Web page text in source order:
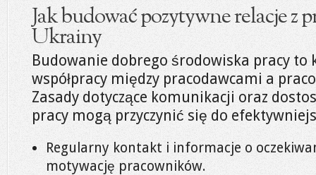
Jak budować pozytywne relacje z
Ukrainy
Budowanie dobrego środowiska pracy to
współpracy między pracodawcami a
Zasady dotyczące komunikacji oraz
pracy mogą przyczynić się do
Regularny kontakt i informacje o
motywację pracowników.